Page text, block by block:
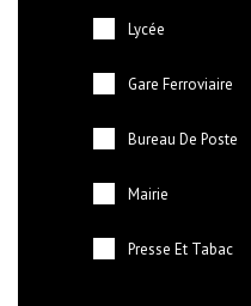
Lycée
Gare Ferroviaire
Bureau De Poste
Mairie
Presse Et Tabac